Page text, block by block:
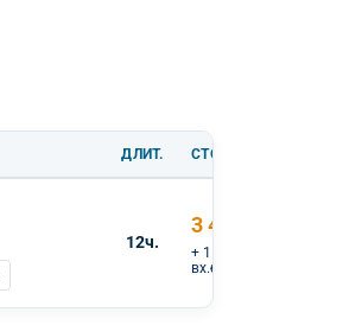
ДЛИТ. СТОИМОСТЬ
12ч.
3 400 ₽
+ 1 000 ₽
вх.билеты